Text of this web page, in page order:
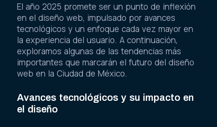
El año 2025 promete ser un punto de inflexión
en el diseño web, impulsado por avances
tecnológicos y un enfoque cada vez mayor en
la experiencia del usuario. A continuación,
exploramos algunas de las tendencias más
importantes que marcarán el futuro del diseño
web en la Ciudad de México.
Avances tecnológicos y su impacto en
el diseño